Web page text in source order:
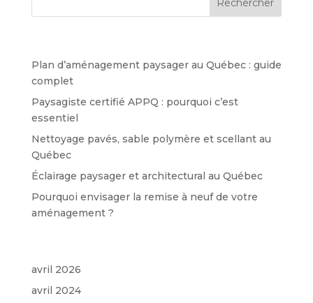
Plan d’aménagement paysager au Québec : guide
complet
Paysagiste certifié APPQ : pourquoi c’est
essentiel
Nettoyage pavés, sable polymère et scellant au
Québec
Éclairage paysager et architectural au Québec
Pourquoi envisager la remise à neuf de votre
aménagement ?
avril 2026
avril 2024